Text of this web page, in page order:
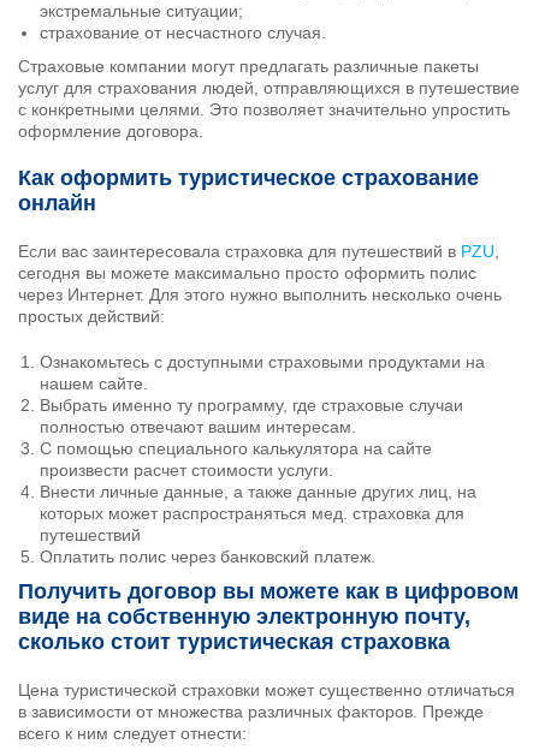
экстремальные ситуации;
страхование от несчастного случая.
Страховые компании могут предлагать различные пакеты
услуг для страхования людей, отправляющихся в путешествие
с конкретными целями. Это позволяет значительно упростить
оформление договора.
Как оформить туристическое страхование
онлайн
Если вас заинтересовала страховка для путешествий в PZU
сегодня вы можете максимально просто оформить полис
через Интернет. Для этого нужно выполнить несколько очень
простых действий:
Ознакомьтесь с доступными страховыми продуктами на
нашем сайте.
Выбрать именно ту программу, где страховые случаи
полностью отвечают вашим интересам.
С помощью специального калькулятора на сайте
произвести расчет стоимости услуги.
Внести личные данные, а также данные других лиц, на
которых может распространяться мед. страховка для
путешествий
Оплатить полис через банковский платеж.
Получить договор вы можете как в цифровом
виде на собственную электронную почту,
сколько стоит туристическая страховка
Цена туристической страховки может существенно отличаться
в зависимости от множества различных факторов. Прежде
всего к ним следует отнести: